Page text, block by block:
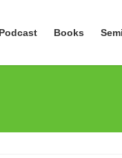
Podcast Books